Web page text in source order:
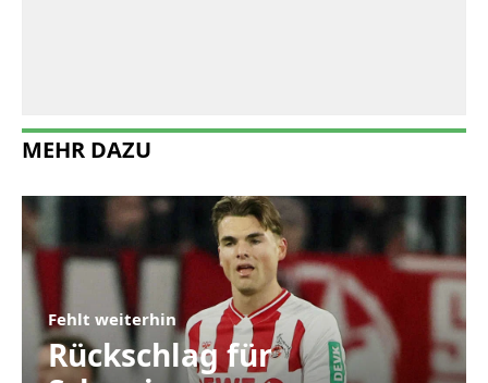
MEHR DAZU
Fehlt weiterhin
Rückschlag für